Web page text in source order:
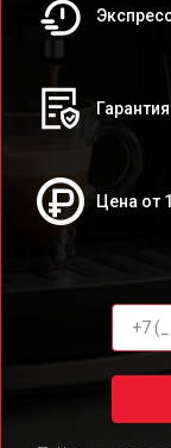
Цена от